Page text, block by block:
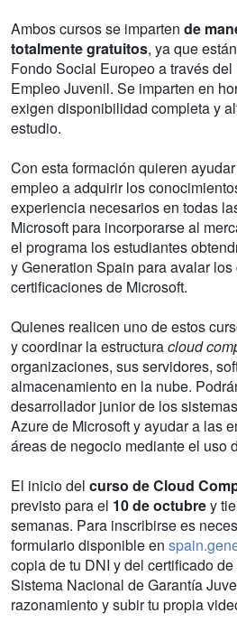
Ambos cursos se imparten de
totalmente gratuitos, ya que
Fondo Social Europeo a través
Empleo Juvenil. Se imparten en
exigen disponibilidad completa y
estudio.
Con esta formación quieren
empleo a adquirir los
experiencia necesarios en todas
Microsoft para incorporarse al
el programa los estudiantes
y Generation Spain para avalar
certificaciones de Microsoft.
Quienes realicen uno de estos
y coordinar la estructuracloud
organizaciones, sus servidores,
almacenamiento en la nube.
desarrollador junior de los
Azure de Microsoft y ayudar a las
áreas de negocio mediante el uso
El inicio del curso de Cloud
previsto para el 10 de octubrey
semanas. Para inscribirse es
formulario disponible en
copia de tu DNI y del certificado
Sistema Nacional de Garantía
razonamiento y subir tu propia